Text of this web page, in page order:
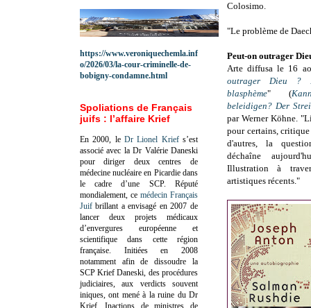
Colosimo.
"Le problème de
Peut-on outrager
Arte diffusa le 16
outrager Dieu ?
blasphème" (
beleidigen? Der
par Werner Köhne.
pour certains,
d'autres, la
déchaîne
Illustration à
artistiques récents."
https://www.veroniquechemla.inf
o/2026/03/la-cour-criminelle-de-
bobigny-condamne.html
Spoliations de Français
juifs : l’affaire Krief
En 2000, le Dr Lionel Kriefs’est
associé avec la Dr Valérie Daneski
pour diriger deux centres de
médecine nucléaire en Picardie dans
le cadre d’une SCP. Réputé
mondialement, ce médecin Français
Juif brillant a envisagé en 2007 de
lancer deux projets médicaux
d’envergures européenne et
scientifique dans cette région
française. Initiées en 2008
notamment afin de dissoudre la
SCP Krief Daneski, des procédures
judiciaires, aux verdicts souvent
iniques, ont mené à la ruine du Dr
Krief.Inactions de ministres de